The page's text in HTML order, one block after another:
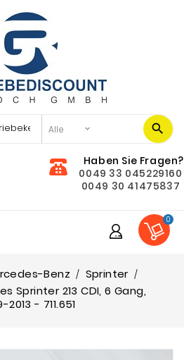
Haben Sie Fragen?
0049 33 045229160
0049 30 41475837
0
Benz
Sprinter
Sprinter 213 CDI, 6 Gang,
2013 - 711.651